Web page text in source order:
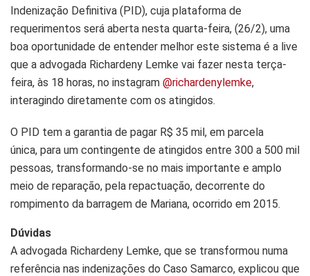
Indenização Definitiva (PID), cuja plataforma de
requerimentos será aberta nesta quarta-feira, (26/2), uma
boa oportunidade de entender melhor este sistema é a live
que a advogada Richardeny Lemke vai fazer nesta terça-
feira, às 18 horas, no instagram @richardenylemke,
interagindo diretamente com os atingidos.
O PID tem a garantia de pagar R$ 35 mil, em parcela
única, para um contingente de atingidos entre 300 a 500 mil
pessoas, transformando-se no mais importante e amplo
meio de reparação, pela repactuação, decorrente do
rompimento da barragem de Mariana, ocorrido em 2015.
Dúvidas
A advogada Richardeny Lemke, que se transformou numa
referência nas indenizações do Caso Samarco, explicou que